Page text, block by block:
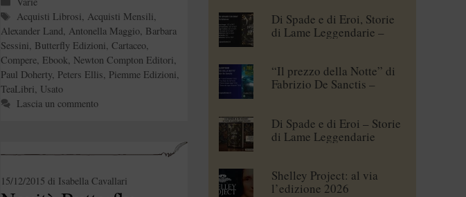
Tag
Acquisti Librosi, Acquisti Mensili,
Alexander Land, Antonella Maggio, Barbara
Sessini, Butterfly Edizioni, Cartaceo,
Compere, Ebook, Newton Compton Editori,
Paul Doherty, Peters Ellis, Piemme Edizioni,
TeaLibri, Usato
Lascia un commento
15/12/2015 di Isabella Cavallari
Di Spade e di Eroi, Storie
di Lame Leggendarie –
“Il prezzo della Notte” di
Fabrizio De Sanctis –
Di Spade e di Eroi – Storie
di Lame Leggendarie
Shelley Project: al via
l’edizione 2026